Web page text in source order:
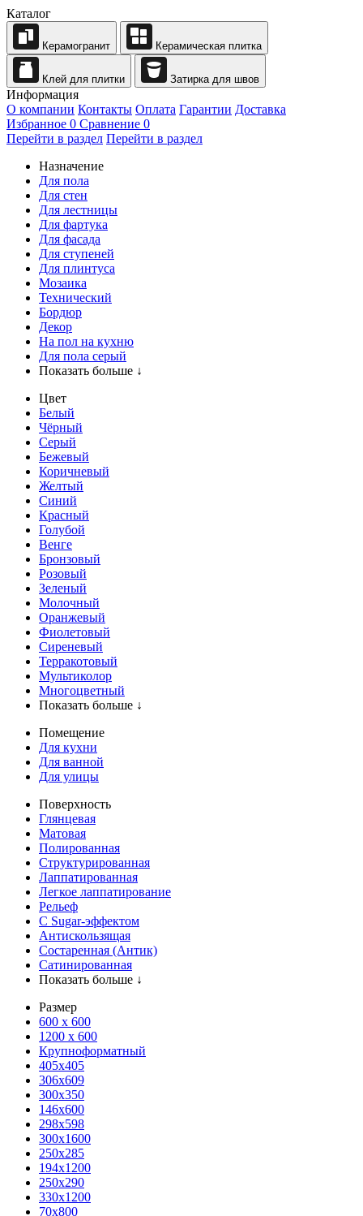
Каталог
Керамогранит Керамическая плитка
Клей для плитки Затирка для швов
Информация
О компании Контакты Оплата Гарантии Доставка
Избранное 0 Сравнение 0
Перейти в раздел Перейти в раздел
Назначение
Для пола
Для стен
Для лестницы
Для фартука
Для фасада
Для ступеней
Для плинтуса
Мозаика
Технический
Бордюр
Декор
На пол на кухню
Для пола серый
Показать больше ↓
Цвет
Белый
Чёрный
Серый
Бежевый
Коричневый
Желтый
Синий
Красный
Голубой
Венге
Бронзовый
Розовый
Зеленый
Молочный
Оранжевый
Фиолетовый
Сиреневый
Терракотовый
Мультиколор
Многоцветный
Показать больше ↓
Помещение
Для кухни
Для ванной
Для улицы
Поверхность
Глянцевая
Матовая
Полированная
Структурированная
Лаппатированная
Легкое лаппатирование
Рельеф
С Sugar-эффектом
Антискользящая
Состаренная (Антик)
Сатинированная
Показать больше ↓
Размер
600 х 600
1200 х 600
Крупноформатный
405x405
306x609
300x350
146x600
298x598
300x1600
250x285
194x1200
250x290
330x1200
70x800